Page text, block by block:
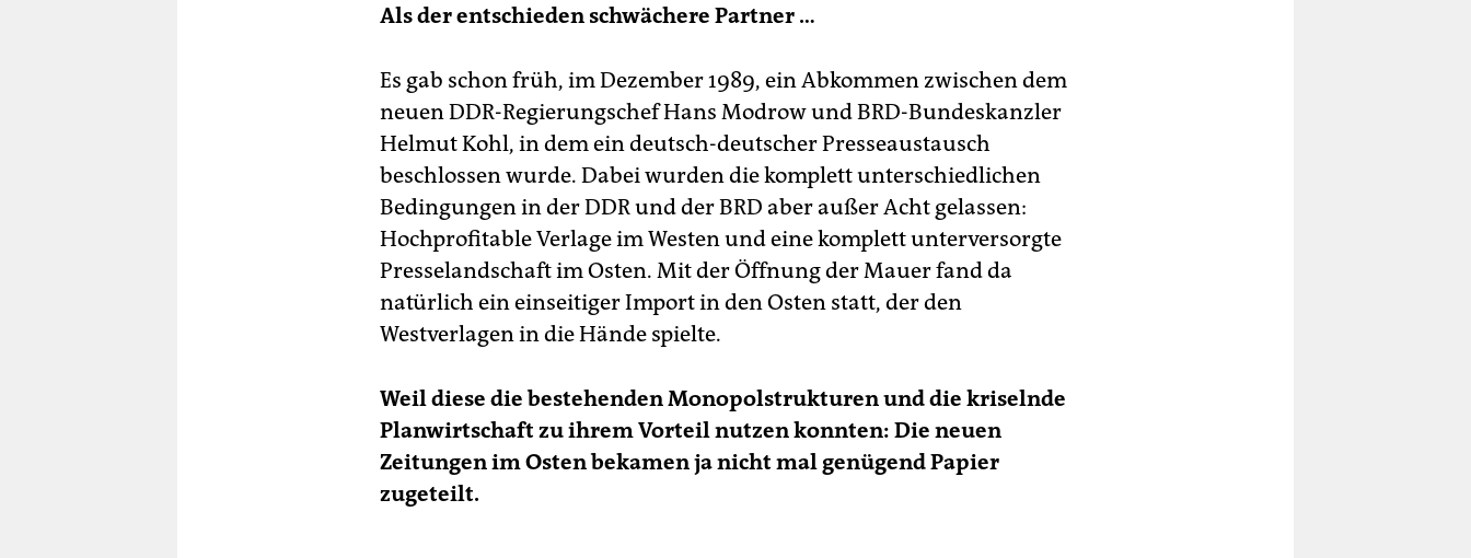
Als der entschieden schwächere Partner …
Es gab schon früh, im Dezember 1989, ein Abkommen zwischen dem
neuen DDR-Regierungschef Hans Modrow und BRD-Bundeskanzler
Helmut Kohl, in dem ein deutsch-deutscher Presseaustausch
beschlossen wurde. Dabei wurden die komplett unterschiedlichen
Bedingungen in der DDR und der BRD aber außer Acht gelassen:
Hochprofitable Verlage im Westen und eine komplett unterversorgte
Presselandschaft im Osten. Mit der Öffnung der Mauer fand da
natürlich ein einseitiger Import in den Osten statt, der den
Westverlagen in die Hände spielte.
Weil diese die bestehenden Monopolstrukturen und die kriselnde
Planwirtschaft zu ihrem Vorteil nutzen konnten: Die neuen
Zeitungen im Osten bekamen ja nicht mal genügend Papier
zugeteilt.